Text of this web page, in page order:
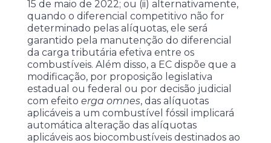
15 de maio de 2022; ou (ii) alternativamente,
quando o diferencial competitivo não for
determinado pelas alíquotas, ele será
garantido pela manutenção do diferencial
da carga tributária efetiva entre os
combustíveis. Além disso, a EC dispõe que a
modificação, por proposição legislativa
estadual ou federal ou por decisão judicial
com efeito erga omnes, das alíquotas
aplicáveis a um combustível fóssil implicará
automática alteração das alíquotas
aplicáveis aos biocombustíveis destinados ao